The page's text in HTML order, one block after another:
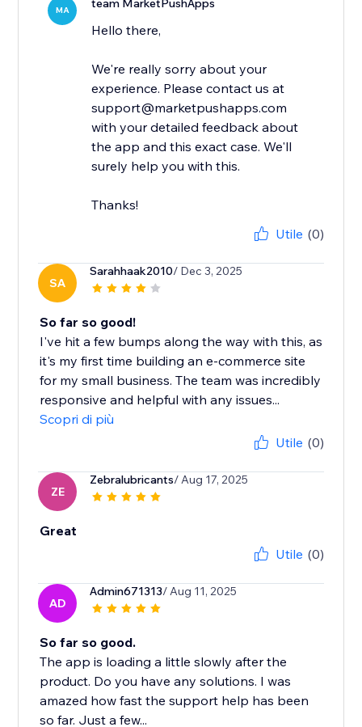
MA team MarketPushApps
Hello there,
We're really sorry about your
experience. Please contact us at
support@marketpushapps.com
with your detailed feedback about
the app and this exact case. We'll
surely help you with this.
Thanks!
Utile (0)
SA
Sarahhaak2010/ Dec 3, 2025
So far so good!
I've hit a few bumps along the way with this, as
it's my first time building an e-commerce site
for my small business. The team was incredibly
responsive and helpful with any issues...
Scopri di più
Utile (0)
ZE
Zebralubricants/ Aug 17, 2025
Great
Utile (0)
AD
Admin671313/ Aug 11, 2025
So far so good.
The app is loading a little slowly after the
product. Do you have any solutions. I was
amazed how fast the support help has been
so far. Just a few...